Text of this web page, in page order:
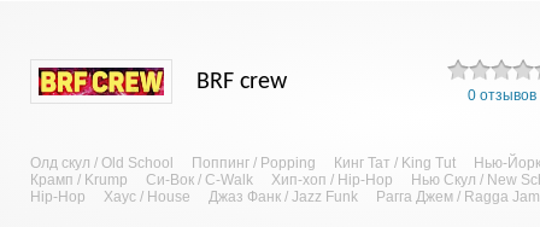
BRF crew
0 отзывов
Олд скул / Old School Поппинг / Popping Кинг Тат / King Tut
Нью-
Крамп / Krump
Си-Вок / C-Walk Хип-хоп / Hip-Hop
Нью Скул / New
Hip-Hop
Хаус / House Джаз Фанк / Jazz Funk Рагга Джем / Ragga Jam